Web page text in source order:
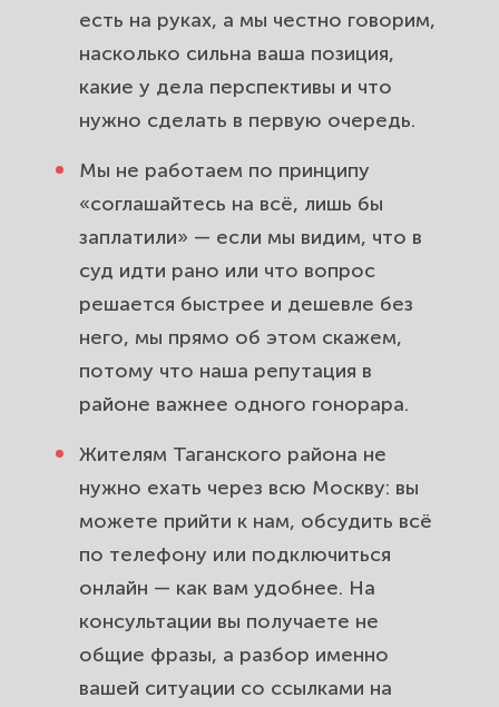
есть на руках, а мы честно говорим,
насколько сильна ваша позиция,
какие у дела перспективы и что
нужно сделать в первую очередь.
Мы не работаем по принципу
«соглашайтесь на всё, лишь бы
заплатили» — если мы видим, что в
суд идти рано или что вопрос
решается быстрее и дешевле без
него, мы прямо об этом скажем,
потому что наша репутация в
районе важнее одного гонорара.
Жителям Таганского района не
нужно ехать через всю Москву: вы
можете прийти к нам, обсудить всё
по телефону или подключиться
онлайн — как вам удобнее. На
консультации вы получаете не
общие фразы, а разбор именно
вашей ситуации со ссылками на